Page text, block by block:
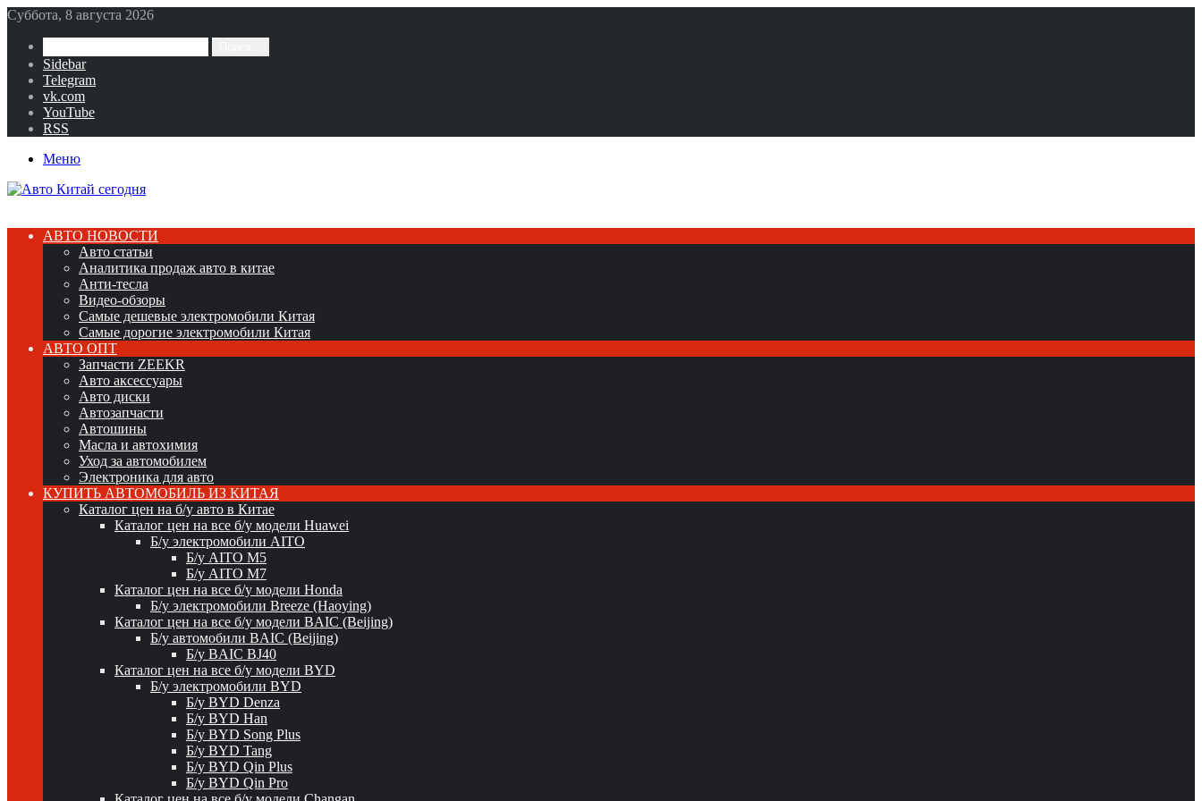
Суббота, 8 августа 2026
Sidebar
Telegram
vk.com
YouTube
RSS
Меню
АВТО НОВОСТИ
Авто статьи
Аналитика продаж авто в китае
Анти-тесла
Видео-обзоры
Самые дешевые электромобили Китая
Самые дорогие электромобили Китая
АВТО ОПТ
Запчасти ZEEKR
Авто аксессуары
Авто диски
Автозапчасти
Автошины
Масла и автохимия
Уход за автомобилем
Электроника для авто
КУПИТЬ АВТОМОБИЛЬ ИЗ КИТАЯ
Каталог цен на б/у авто в Китае
Каталог цен на все б/у модели Huawei
Б/у электромобили AITO
Б/у AITO M5
Б/у AITO M7
Каталог цен на все б/у модели Honda
Б/у электромобили Breeze (Haoying)
Каталог цен на все б/у модели BAIC (Beijing)
Б/у автомобили BAIC (Beijing)
Б/у BAIC BJ40
Каталог цен на все б/у модели BYD
Б/у электромобили BYD
Б/у BYD Denza
Б/у BYD Han
Б/у BYD Song Plus
Б/у BYD Tang
Б/у BYD Qin Plus
Б/у BYD Qin Pro